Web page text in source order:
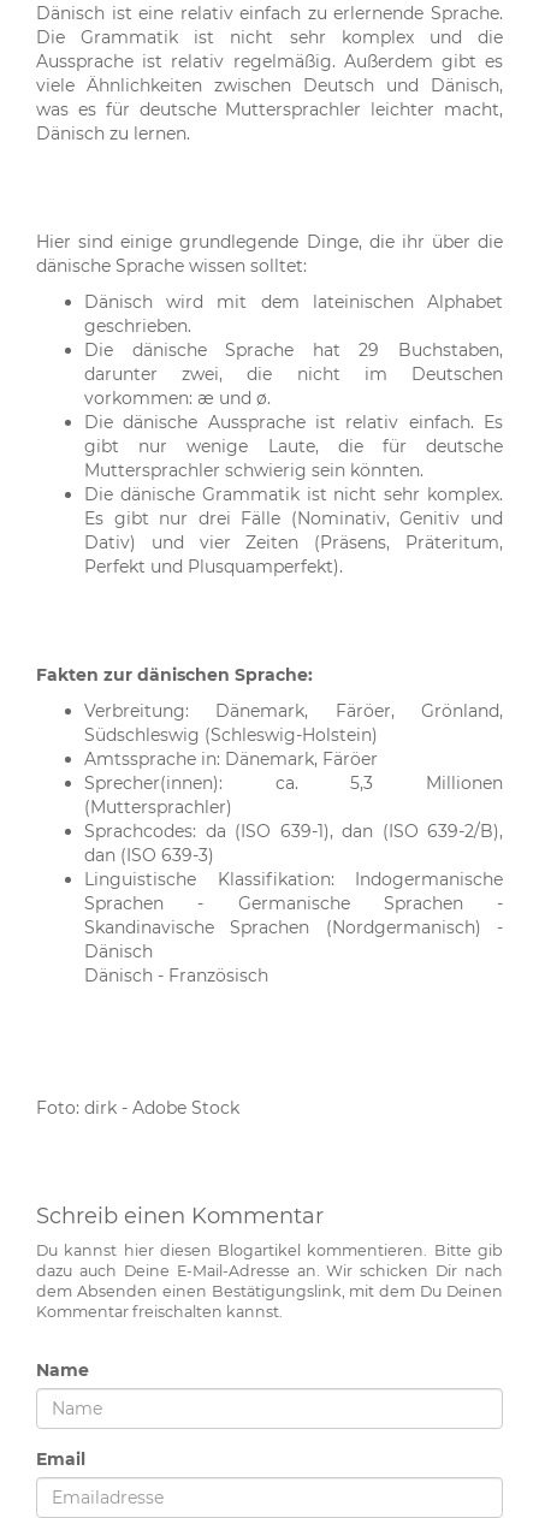
Dänisch ist eine relativ einfach zu erlernende Sprache.
Die Grammatik ist nicht sehr komplex und die
Aussprache ist relativ regelmäßig. Außerdem gibt es
viele Ähnlichkeiten zwischen Deutsch und Dänisch,
was es für deutsche Muttersprachler leichter macht,
Dänisch zu lernen.
Hier sind einige grundlegende Dinge, die ihr über die
dänische Sprache wissen solltet:
Dänisch wird mit dem lateinischen Alphabet
geschrieben.
Die dänische Sprache hat 29 Buchstaben,
darunter zwei, die nicht im Deutschen
vorkommen: æ und ø.
Die dänische Aussprache ist relativ einfach. Es
gibt nur wenige Laute, die für deutsche
Muttersprachler schwierig sein könnten.
Die dänische Grammatik ist nicht sehr komplex.
Es gibt nur drei Fälle (Nominativ, Genitiv und
Dativ) und vier Zeiten (Präsens, Präteritum,
Perfekt und Plusquamperfekt).
Fakten zur dänischen Sprache:
Verbreitung: Dänemark, Färöer, Grönland,
Südschleswig (Schleswig-Holstein)
Amtssprache in: Dänemark, Färöer
Sprecher(innen): ca. 5,3 Millionen
(Muttersprachler)
Sprachcodes: da (ISO 639-1), dan (ISO 639-2/B),
dan (ISO 639-3)
Linguistische Klassifikation: Indogermanische
Sprachen - Germanische Sprachen -
Skandinavische Sprachen (Nordgermanisch) -
Dänisch
Dänisch - Französisch
Foto: dirk - Adobe Stock
Schreib einen Kommentar
Du kannst hier diesen Blogartikel kommentieren. Bitte gib
dazu auch Deine E-Mail-Adresse an. Wir schicken Dir nach
dem Absenden einen Bestätigungslink, mit dem Du Deinen
Kommentar freischalten kannst.
Name
Email